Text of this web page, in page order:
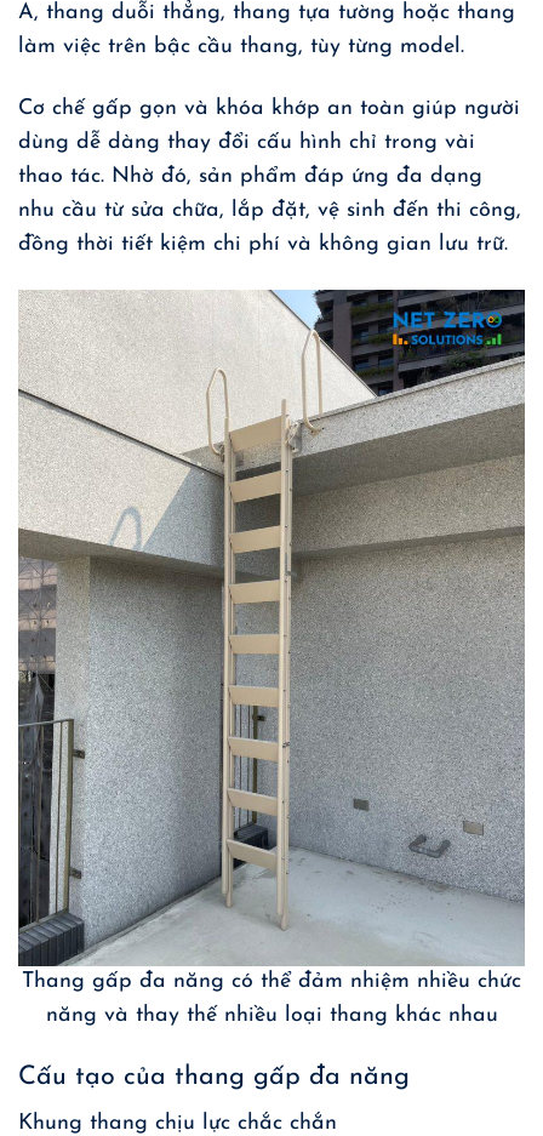
A, thang duỗi thẳng, thang tựa tường hoặc thang
làm việc trên bậc cầu thang, tùy từng model.
Cơ chế gấp gọn và khóa khớp an toàn giúp người
dùng dễ dàng thay đổi cấu hình chỉ trong vài
thao tác. Nhờ đó, sản phẩm đáp ứng đa dạng
nhu cầu từ sửa chữa, lắp đặt, vệ sinh đến thi công,
đồng thời tiết kiệm chi phí và không gian lưu trữ.
Thang gấp đa năng có thể đảm nhiệm nhiều chức
năng và thay thế nhiều loại thang khác nhau
Cấu tạo của thang gấp đa năng
Khung thang chịu lực chắc chắn